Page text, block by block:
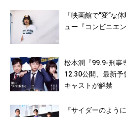
「映画館で”変”な
ュー『コンビニエ
松本潤『99.9-刑事
12.30公開、最新
キャストが解禁
『サイダーのよう